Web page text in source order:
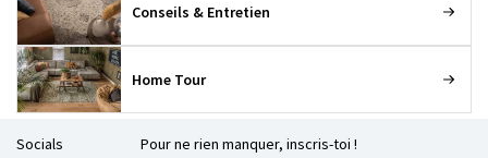
Conseils & Entretien
Home Tour
Socials Pour ne rien manquer, inscris-toi !